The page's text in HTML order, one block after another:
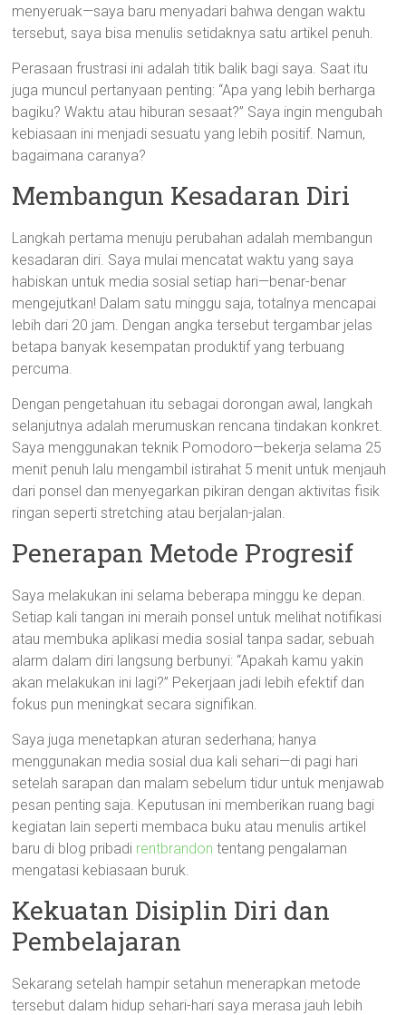
menyeruak—saya baru menyadari bahwa dengan waktu
tersebut, saya bisa menulis setidaknya satu artikel penuh.
Perasaan frustrasi ini adalah titik balik bagi saya. Saat itu
juga muncul pertanyaan penting: “Apa yang lebih berharga
bagiku? Waktu atau hiburan sesaat?” Saya ingin mengubah
kebiasaan ini menjadi sesuatu yang lebih positif. Namun,
bagaimana caranya?
Membangun Kesadaran Diri
Langkah pertama menuju perubahan adalah membangun
kesadaran diri. Saya mulai mencatat waktu yang saya
habiskan untuk media sosial setiap hari—benar-benar
mengejutkan! Dalam satu minggu saja, totalnya mencapai
lebih dari 20 jam. Dengan angka tersebut tergambar jelas
betapa banyak kesempatan produktif yang terbuang
percuma.
Dengan pengetahuan itu sebagai dorongan awal, langkah
selanjutnya adalah merumuskan rencana tindakan konkret.
Saya menggunakan teknik Pomodoro—bekerja selama 25
menit penuh lalu mengambil istirahat 5 menit untuk menjauh
dari ponsel dan menyegarkan pikiran dengan aktivitas fisik
ringan seperti stretching atau berjalan-jalan.
Penerapan Metode Progresif
Saya melakukan ini selama beberapa minggu ke depan.
Setiap kali tangan ini meraih ponsel untuk melihat notifikasi
atau membuka aplikasi media sosial tanpa sadar, sebuah
alarm dalam diri langsung berbunyi: “Apakah kamu yakin
akan melakukan ini lagi?” Pekerjaan jadi lebih efektif dan
fokus pun meningkat secara signifikan.
Saya juga menetapkan aturan sederhana; hanya
menggunakan media sosial dua kali sehari—di pagi hari
setelah sarapan dan malam sebelum tidur untuk menjawab
pesan penting saja. Keputusan ini memberikan ruang bagi
kegiatan lain seperti membaca buku atau menulis artikel
baru di blog pribadi rentbrandon tentang pengalaman
mengatasi kebiasaan buruk.
Kekuatan Disiplin Diri dan
Pembelajaran
Sekarang setelah hampir setahun menerapkan metode
tersebut dalam hidup sehari-hari saya merasa jauh lebih